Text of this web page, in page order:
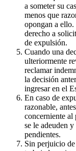
a someter su
menos que
opongan a ello.
derecho a
de expulsión.
Cuando una
ulteriormente
reclamar
la decisión
ingresar en el
En caso de
razonable,
concerniente al
se le adeuden
pendientes.
Sin perjuicio